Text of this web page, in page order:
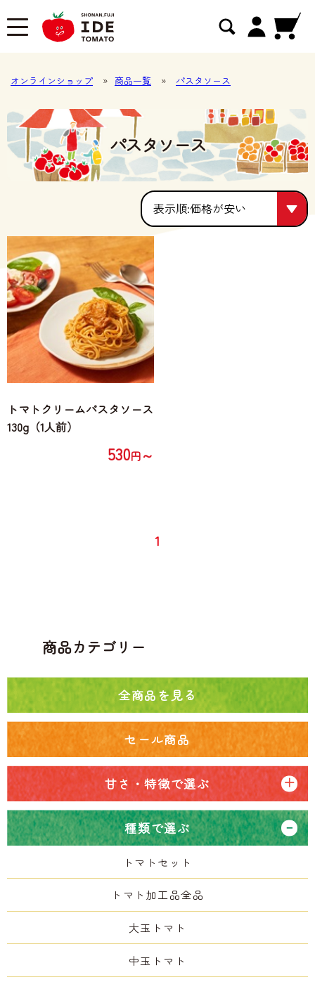
オンラインショップ » 商品一覧 » パスタソース
パスタソース
人気順
価格が安い
価格が安い
価格が高い
トマトクリームパスタソース
130g（1人前）
530円～
1
商品カテゴリー
全商品を見る
セール商品
甘さ・特徴で選ぶ
種類で選ぶ
トマトセット
トマト加工品全品
大玉トマト
中玉トマト